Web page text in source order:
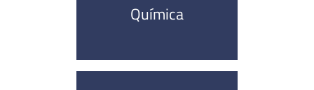
Química